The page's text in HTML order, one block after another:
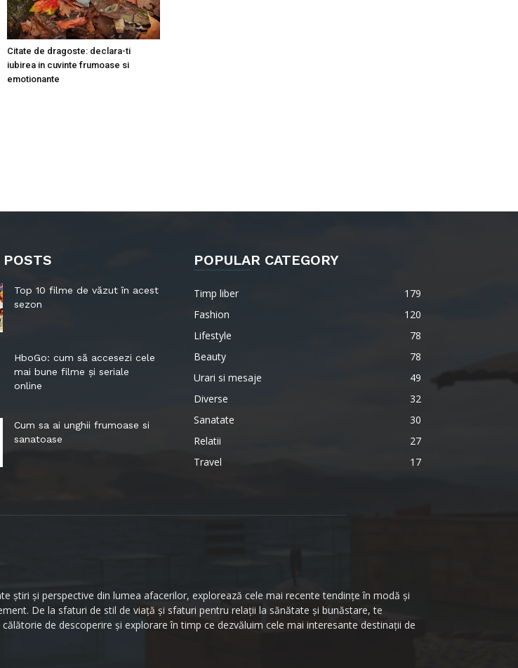
Citate de dragoste: declara-ti
iubirea in cuvinte frumoase si
emotionante
POSTS
Top 10 filme de văzut în acest
sezon
HboGo: cum să accesezi cele
mai bune filme și seriale
online
Cum sa ai unghii frumoase si
sanatoase
POPULAR CATEGORY
Timp liber
179
Fashion
120
Lifestyle
78
Beauty
78
Urari si mesaje
49
Diverse
32
Sanatate
30
Relatii
27
Travel
17
știri și perspective din lumea afacerilor, explorează cele mai recente tendințe în modă și
De la sfaturi de stil de viață și sfaturi pentru relații la sănătate și bunăstare, te
de descoperire și explorare în timp ce dezvăluim cele mai interesante destinații de